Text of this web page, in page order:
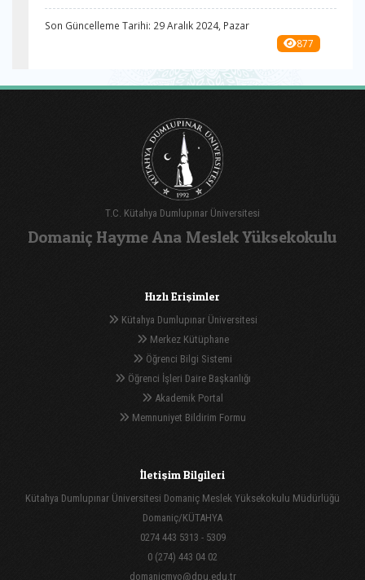
Son Güncelleme Tarihi: 29 Aralık 2024, Pazar
877
T.C. Kütahya Dumlupınar Üniversitesi
Domaniç Hayme Ana Meslek Yüksekokulu
Hızlı Erişimler
Kütahya Dumlupınar Üniversitesi
Merkez Kütüphane
Öğrenci Bilgi Sistemi
Öğrenci İşleri Daire Başkanlığı
Akademik Portal
Memnuniyet Bildirim Formu
İletişim Bilgileri
Kütahya Dumlupınar Üniversitesi Domaniç Meslek Yüksekokulu Müdürlüğü
Domaniç/KÜTAHYA
0274 443 5313 - 5309
0 (274) 443 04 02
domanicmyo@dpu.edu.tr